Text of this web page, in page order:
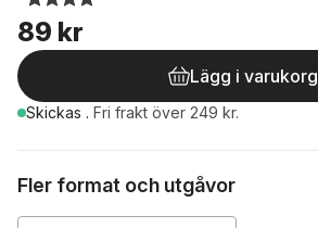
89 kr
Lägg i varukorg
Skickas . Fri frakt över 249 kr.
Fler format och utgåvor